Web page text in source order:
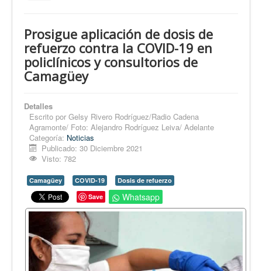
Nuevitas
Noticias
Conozca Nuevitas
Opinión
En audio
Medio Ambiente
Ciencia, tecnología y curiosidades
Francés
Inglés
Desempolvando la historia
Prosigue aplicación de dosis de
refuerzo contra la COVID-19 en
policlínicos y consultorios de
Camagüey
Detalles
Escrito por Gelsy Rivero Rodríguez/Radio Cadena
Agramonte/ Foto: Alejandro Rodríguez Leiva/ Adelante
Categoría: Noticias
Publicado: 30 Diciembre 2021
Visto: 782
Camagüey COVID-19
Dosis de refuerzo
Save
Whatsapp